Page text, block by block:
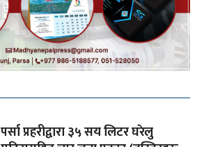
पर्सा प्रहरीद्वारा ३५ सय लिटर घरेलु